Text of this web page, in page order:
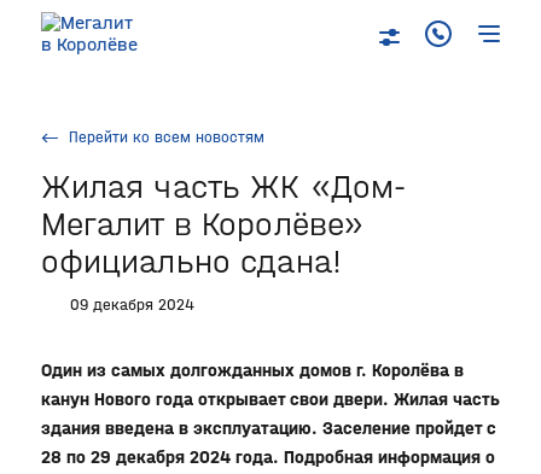
Перейти ко всем новостям
Жилая часть ЖК «Дом-
Мегалит в Королёве»
официально сдана!
09 декабря 2024
Один из самых долгожданных домов г. Королёва в
канун Нового года открывает свои двери. Жилая часть
здания введена в эксплуатацию. Заселение пройдет с
28 по 29 декабря 2024 года. Подробная информация о